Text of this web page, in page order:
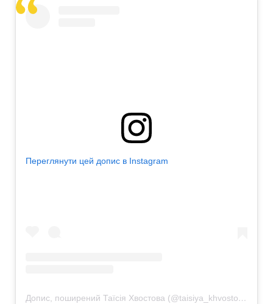
Переглянути цей допис в Instagram
Допис, поширений Таїсія Хвостова (@taisiya_khvostova)